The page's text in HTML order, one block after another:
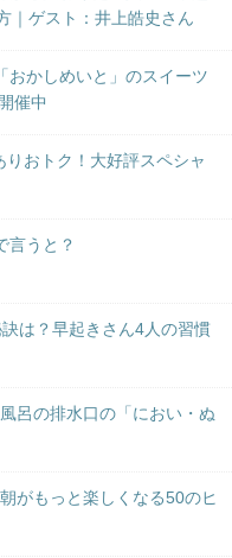
｜ゲスト：井上皓史さん
おかしめいと」のスイーツ
催中
りおトク！大好評スペシャ
言うと？
は？早起きさん4人の習慣
呂の排水口の「におい・ぬ
がもっと楽しくなる50のヒ